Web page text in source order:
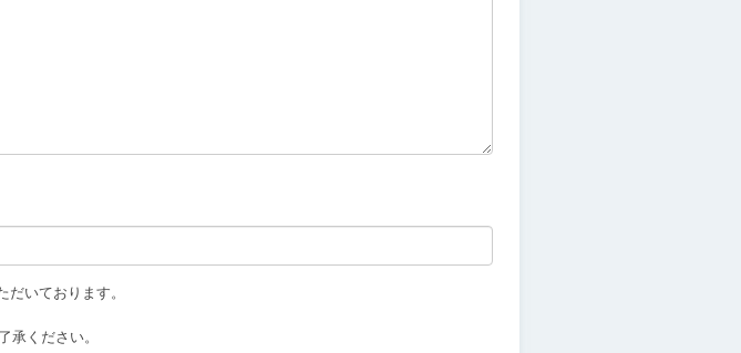
いております。
承ください。